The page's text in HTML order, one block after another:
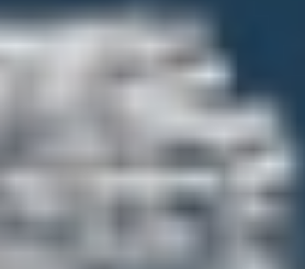
Estante de archivadores
de Documentación y
Vicaría de la Solidaridad,
Región Metropolitana -